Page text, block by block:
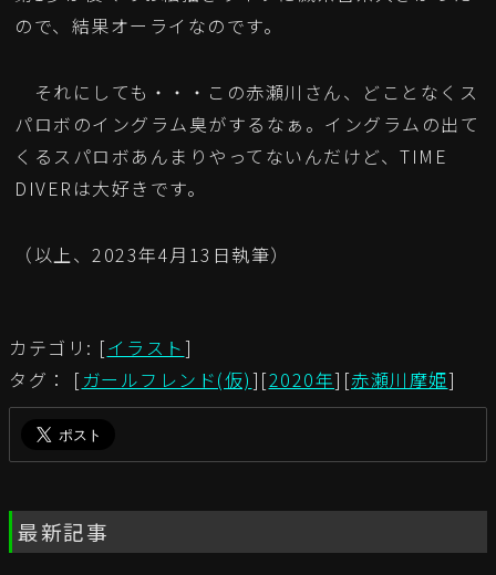
ので、結果オーライなのです。
それにしても・・・この赤瀬川さん、どことなくス
パロボのイングラム臭がするなぁ。イングラムの出て
くるスパロボあんまりやってないんだけど、TIME
DIVERは大好きです。
（以上、2023年4月13日執筆）
カテゴリ: [イラスト]
タグ： [ガールフレンド(仮)][2020年][赤瀬川摩姫]
最新記事